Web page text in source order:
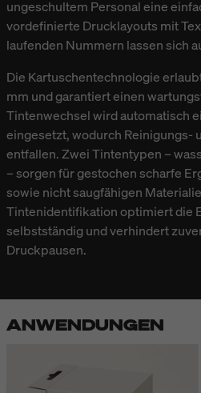
ungeschultem Personal eine
vordefinierte Drucklayouts mit
laufenden Nummern lassen sich
Die Kartuschentechnologie
mm und garantiert einen
Tintenwechsel wird automatisch
eingesetzt, wodurch Reinigungs-
entfallen. Zwei Tintentypen –
– sorgen für gestochen scharfe
sowie nicht saugfähigen
Tintenidentifikation optimiert die
selbstständig und verhindert
Druckpausen.
ANWENDUNGEN